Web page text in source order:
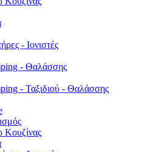
- Ιονιστές
- Θαλάσσης
- Ταξιδιού - Θαλάσσης
Κουζίνας